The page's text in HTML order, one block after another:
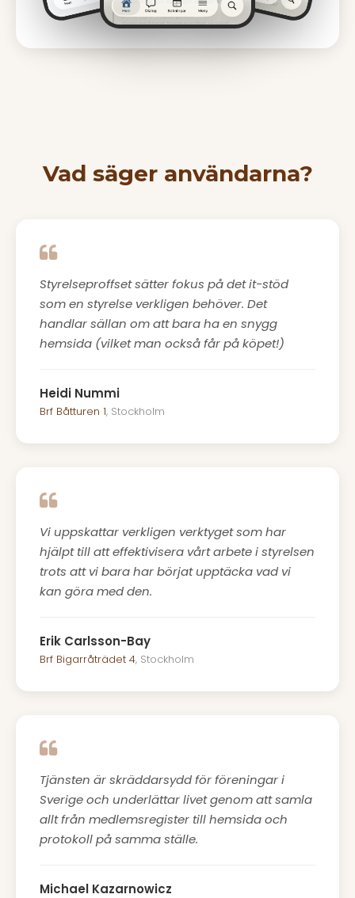
Vad säger användarna?
Styrelseproffset sätter fokus på det it-stöd
som en styrelse verkligen behöver. Det
handlar sällan om att bara ha en snygg
hemsida (vilket man också får på köpet!)
Heidi Nummi
Brf Båtturen 1, Stockholm
Vi uppskattar verkligen verktyget som har
hjälpt till att effektivisera vårt arbete i styrelsen
trots att vi bara har börjat upptäcka vad vi
kan göra med den.
Erik Carlsson-Bay
Brf Bigarråträdet 4, Stockholm
Tjänsten är skräddarsydd för föreningar i
Sverige och underlättar livet genom att samla
allt från medlemsregister till hemsida och
protokoll på samma ställe.
Michael Kazarnowicz